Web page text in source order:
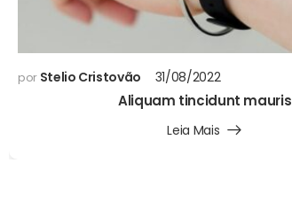
por Stelio Cristovão 31/08/2022
Aliquam tincidunt mauris
Leia Mais